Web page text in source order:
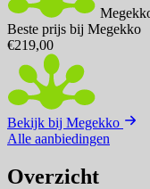
Beste prijs bij Megekko
€219,00
Bekijk bij Megekko
Alle aanbiedingen
Overzicht